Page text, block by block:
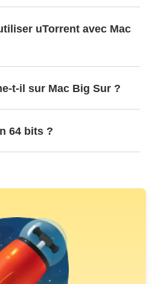
uTorrent avec Mac
t-il sur Mac Big Sur ?
64 bits ?